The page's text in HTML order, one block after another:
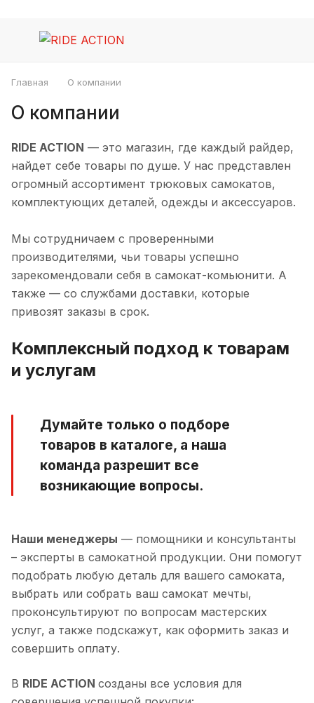
Главная О компании
О компании
RIDE ACTION — это магазин, где каждый райдер,
найдет себе товары по душе. У нас представлен
огромный ассортимент трюковых самокатов,
комплектующих деталей, одежды и аксессуаров.
Мы сотрудничаем с проверенными
производителями, чьи товары успешно
зарекомендовали себя в самокат-комьюнити. А
также — со службами доставки, которые
привозят заказы в срок.
Комплексный подход к товарам
и услугам
Думайте только о подборе
товаров в каталоге, а наша
команда разрешит все
возникающие вопросы.
Наши менеджеры — помощники и консультанты
– эксперты в самокатной продукции. Они помогут
подобрать любую деталь для вашего самоката,
выбрать или собрать ваш самокат мечты,
проконсультируют по вопросам мастерских
услуг, а также подскажут, как оформить заказ и
совершить оплату.
В RIDE ACTION созданы все условия для